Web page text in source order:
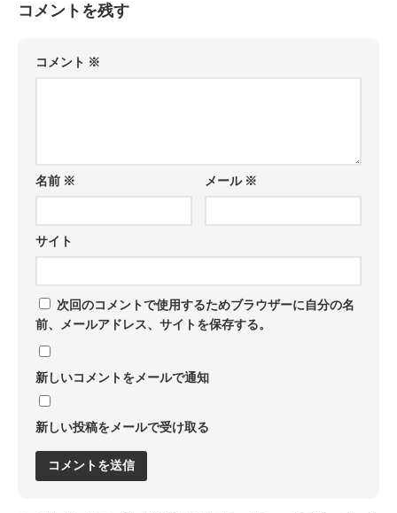
コメントを残す
コメント ※
名前 ※ メール ※
サイト
次回のコメントで使用するためブラウザーに自分の名
前、メールアドレス、サイトを保存する。
新しいコメントをメールで通知
新しい投稿をメールで受け取る